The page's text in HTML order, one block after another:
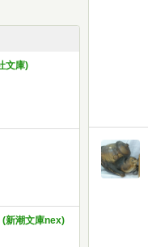
文庫)
(新潮文庫nex)